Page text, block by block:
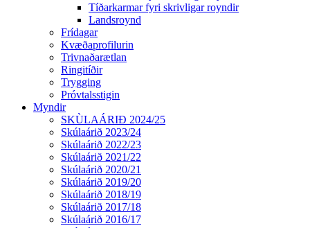
Tíðarkarmar fyri skrivligar royndir
Landsroynd
Frídagar
Kvæðaprofilurin
Trivnaðarætlan
Ringitíðir
Trygging
Próvtalsstigin
Myndir
SKÙLAÁRIÐ 2024/25
Skúlaárið 2023/24
Skúlaárið 2022/23
Skúlaárið 2021/22
Skúlaárið 2020/21
Skúlaárið 2019/20
Skúlaárið 2018/19
Skúlaárið 2017/18
Skúlaárið 2016/17